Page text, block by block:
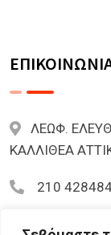
ΛΕΩΦ.
ΚΑΛΛΙΘΕΑ
210